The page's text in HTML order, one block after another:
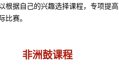
根据自己的兴趣选择课程，专项提
比赛。
非洲鼓课程